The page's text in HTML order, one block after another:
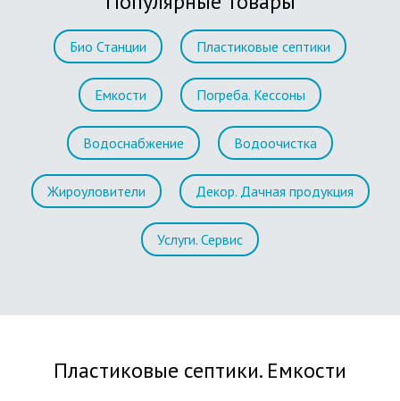
Био Станции Пластиковые септики
Емкости Погреба. Кессоны
Водоснабжение Водоочистка
Жироуловители Декор. Дачная продукция
Услуги. Сервис
Пластиковые септики. Емкости